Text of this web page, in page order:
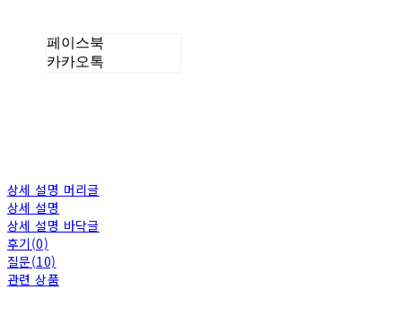
페이스북
카카오톡
상세 설명 머리글
상세 설명
상세 설명 바닥글
후기(0)
질문(10)
관련 상품